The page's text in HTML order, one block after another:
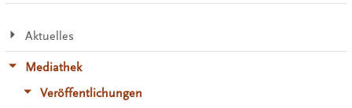
Aktuelles
Mediathek
Veröffentlichungen